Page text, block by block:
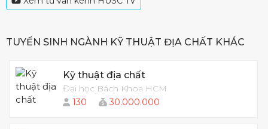
TUYỂN SINH NGÀNH KỸ THUẬT ĐỊA CHẤT KHÁC
Kỹ thuật địa chất
Đại học Bách Khoa HCM
130
30.000.000